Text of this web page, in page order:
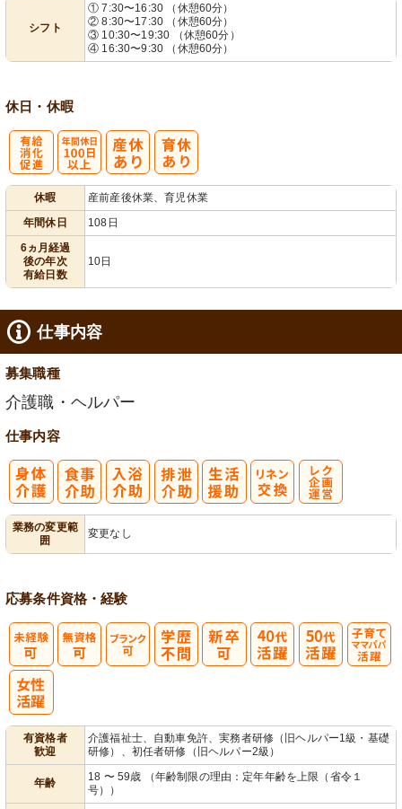
シフト
① 7:30〜16:30 （休憩60分）
② 8:30〜17:30 （休憩60分）
③ 10:30〜19:30 （休憩60分）
④ 16:30〜9:30 （休憩60分）
休日・休暇
休暇
産前産後休業、育児休業
年間休日
108日
6ヵ月経過
後の年次
有給日数
10日
仕事内容
募集職種
介護職・ヘルパー
仕事内容
業務の変更範
囲
変更なし
応募条件資格・経験
有資格者
歓迎
介護福祉士、自動車免許、実務者研修（旧ヘルパー1級・基礎
研修）、初任者研修（旧ヘルパー2級）
年齢
18 〜 59歳 （年齢制限の理由：定年年齢を上限（省令１
号））